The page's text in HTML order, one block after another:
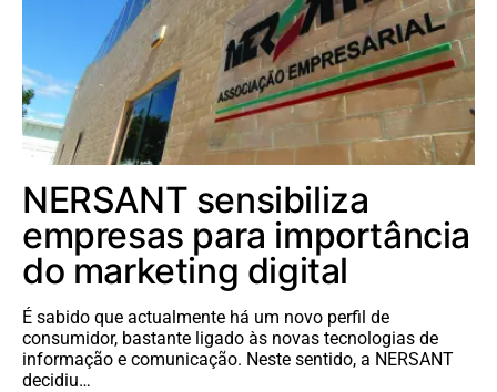
NERSANT sensibiliza
empresas para importância
do marketing digital
É sabido que actualmente há um novo perfil de
consumidor, bastante ligado às novas tecnologias de
informação e comunicação. Neste sentido, a NERSANT
decidiu…